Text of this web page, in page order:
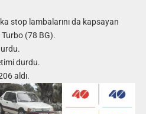
stop lambalarını da kapsayan
(78 BG).
durdu.
aldı.